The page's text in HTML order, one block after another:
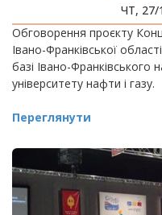
ЧТ, 27/
Обговорення проєкту
Івано-Франківської
базі Івано-Франківського
університету нафти і газу.
Переглянути